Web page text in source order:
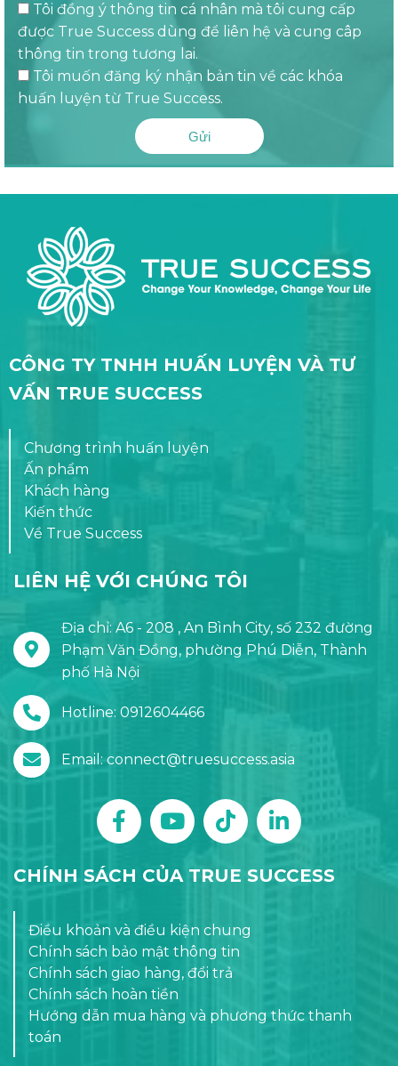
Tôi đồng ý thông tin cá nhân mà tôi cung cấp
được True Success dùng để liên hệ và cung câp
thông tin trong tương lai.
Tôi muốn đăng ký nhận bản tin về các khóa
huấn luyện từ True Success.
Gửi
CÔNG TY TNHH HUẤN LUYỆN VÀ TƯ
VẤN TRUE SUCCESS
Chương trình huấn luyện
Ấn phẩm
Khách hàng
Kiến thức
Về True Success
LIÊN HỆ VỚI CHÚNG TÔI
Địa chỉ: A6 - 208 , An Bình City, số 232 đường
Phạm Văn Đồng, phường Phú Diễn, Thành
phố Hà Nội
Hotline: 0912604466
Email: connect@truesuccess.asia
CHÍNH SÁCH CỦA TRUE SUCCESS
Điều khoản và điều kiện chung
Chính sách bảo mật thông tin
Chính sách giao hàng, đổi trả
Chính sách hoàn tiền
Hướng dẫn mua hàng và phương thức thanh
toán